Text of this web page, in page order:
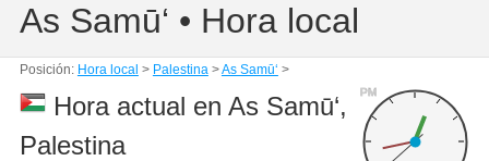
As Samū‘ • Hora local
Posición: Hora local > Palestina>As Samū‘ >
PM
Hora actual en As Samū‘,
Palestina